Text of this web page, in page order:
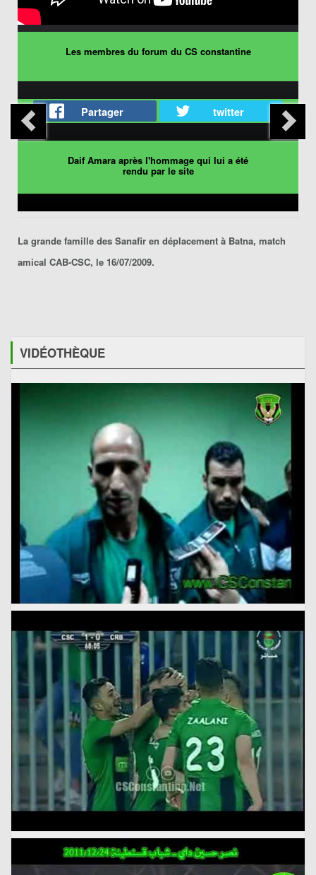
Les membres du forum du CS constantine
Partager twitter
Daif Amara après l'hommage qui lui a été
rendu par le site
La grande famille des Sanafir en déplacement à Batna, match
amical CAB-CSC, le 16/07/2009.
VIDÉOTHÈQUE